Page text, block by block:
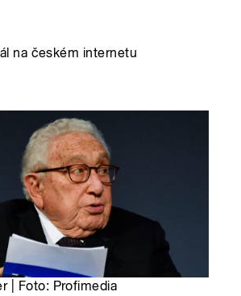
na českém internetu
| Foto: Profimedia